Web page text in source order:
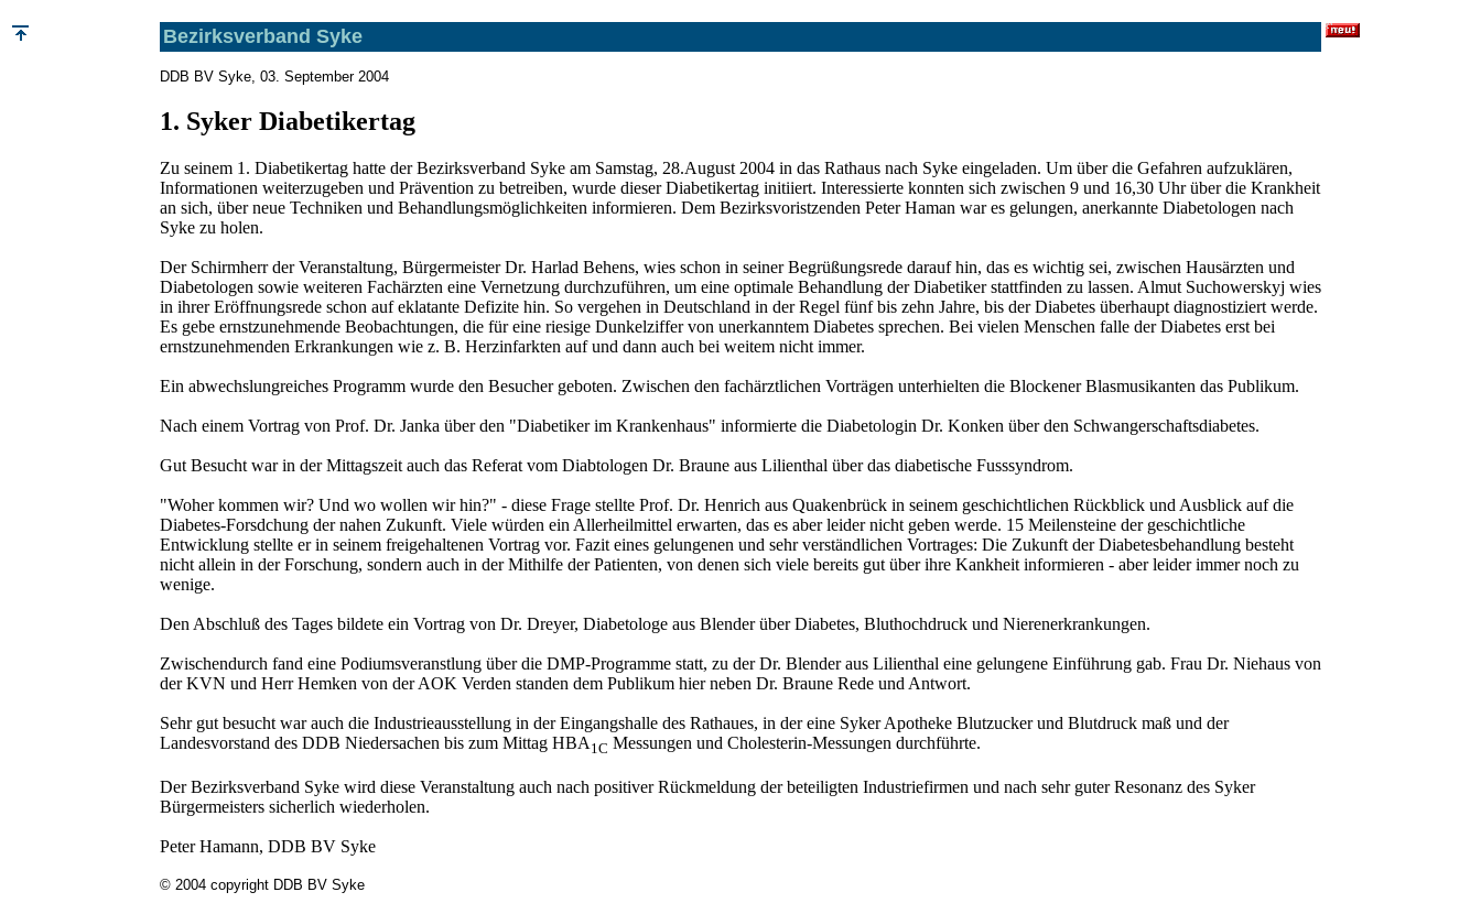
Bezirksverband Syke
DDB BV Syke, 03. September 2004
1. Syker Diabetikertag
Zu seinem 1. Diabetikertag hatte der Bezirksverband Syke am Samstag, 28.August 2004 in das Rathaus nach Syke eingeladen. Um über die Gefahren aufzuklären,
Informationen weiterzugeben und Prävention zu betreiben, wurde dieser Diabetikertag initiiert. Interessierte konnten sich zwischen 9 und 16,30 Uhr über die Krankheit
an sich, über neue Techniken und Behandlungsmöglichkeiten informieren. Dem Bezirksvoristzenden Peter Haman war es gelungen, anerkannte Diabetologen nach
Syke zu holen.
Der Schirmherr der Veranstaltung, Bürgermeister Dr. Harlad Behens, wies schon in seiner Begrüßungsrede darauf hin, das es wichtig sei, zwischen Hausärzten und
Diabetologen sowie weiteren Fachärzten eine Vernetzung durchzuführen, um eine optimale Behandlung der Diabetiker stattfinden zu lassen. Almut Suchowerskyj wies
in ihrer Eröffnungsrede schon auf eklatante Defizite hin. So vergehen in Deutschland in der Regel fünf bis zehn Jahre, bis der Diabetes überhaupt diagnostiziert werde.
Es gebe ernstzunehmende Beobachtungen, die für eine riesige Dunkelziffer von unerkanntem Diabetes sprechen. Bei vielen Menschen falle der Diabetes erst bei
ernstzunehmenden Erkrankungen wie z. B. Herzinfarkten auf und dann auch bei weitem nicht immer.
Ein abwechslungreiches Programm wurde den Besucher geboten. Zwischen den fachärztlichen Vorträgen unterhielten die Blockener Blasmusikanten das Publikum.
Nach einem Vortrag von Prof. Dr. Janka über den "Diabetiker im Krankenhaus" informierte die Diabetologin Dr. Konken über den Schwangerschaftsdiabetes.
Gut Besucht war in der Mittagszeit auch das Referat vom Diabtologen Dr. Braune aus Lilienthal über das diabetische Fusssyndrom.
"Woher kommen wir? Und wo wollen wir hin?" - diese Frage stellte Prof. Dr. Henrich aus Quakenbrück in seinem geschichtlichen Rückblick und Ausblick auf die
Diabetes-Forsdchung der nahen Zukunft. Viele würden ein Allerheilmittel erwarten, das es aber leider nicht geben werde. 15 Meilensteine der geschichtliche
Entwicklung stellte er in seinem freigehaltenen Vortrag vor. Fazit eines gelungenen und sehr verständlichen Vortrages: Die Zukunft der Diabetesbehandlung besteht
nicht allein in der Forschung, sondern auch in der Mithilfe der Patienten, von denen sich viele bereits gut über ihre Kankheit informieren - aber leider immer noch zu
wenige.
Den Abschluß des Tages bildete ein Vortrag von Dr. Dreyer, Diabetologe aus Blender über Diabetes, Bluthochdruck und Nierenerkrankungen.
Zwischendurch fand eine Podiumsveranstlung über die DMP-Programme statt, zu der Dr. Blender aus Lilienthal eine gelungene Einführung gab. Frau Dr. Niehaus von
der KVN und Herr Hemken von der AOK Verden standen dem Publikum hier neben Dr. Braune Rede und Antwort.
Sehr gut besucht war auch die Industrieausstellung in der Eingangshalle des Rathaues, in der eine Syker Apotheke Blutzucker und Blutdruck maß und der
Landesvorstand des DDB Niedersachen bis zum Mittag HBA 1C Messungen und Cholesterin-Messungen durchführte.
Der Bezirksverband Syke wird diese Veranstaltung auch nach positiver Rückmeldung der beteiligten Industriefirmen und nach sehr guter Resonanz des Syker
Bürgermeisters sicherlich wiederholen.
Peter Hamann, DDB BV Syke
© 2004 copyright DDB BV Syke